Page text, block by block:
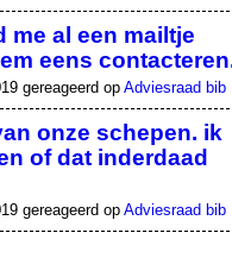
me al een mailtje
eens
gereageerd op Adviesraad bib
onze schepen. ik
of dat inderdaad
gereageerd op Adviesraad bib